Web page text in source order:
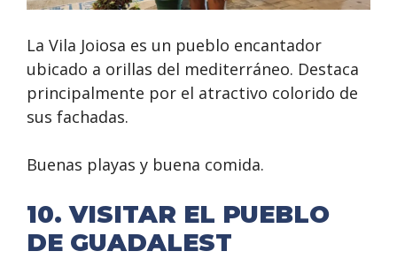
La Vila Joiosa es un pueblo encantador
ubicado a orillas del mediterráneo. Destaca
principalmente por el atractivo colorido de
sus fachadas.
Buenas playas y buena comida.
10. VISITAR EL PUEBLO
DE GUADALEST